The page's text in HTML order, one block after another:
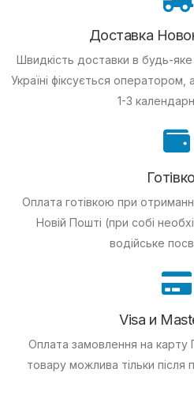
Доставка
Швидкість доставки в будь-
Україні фіксується
1-3
Оплата готівкою при
Новій Пошті (при собі
водійське
Visa и
Оплата замовлення на карту
товару можлива тільки